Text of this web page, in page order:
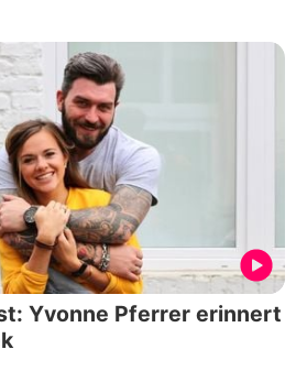
Yvonne Pferrer erinnert